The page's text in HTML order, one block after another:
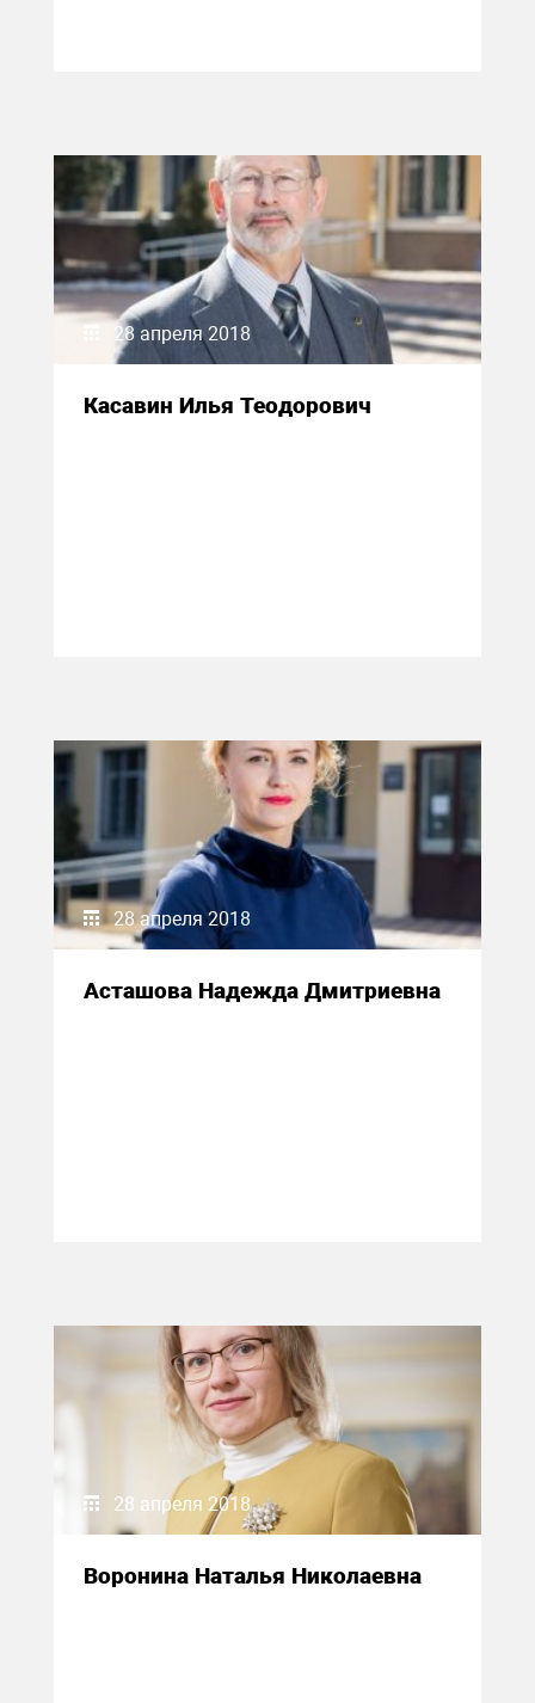
28 апреля 2018
Касавин Илья Теодорович
28 апреля 2018
Асташова Надежда Дмитриевна
28 апреля 2018
Воронина Наталья Николаевна